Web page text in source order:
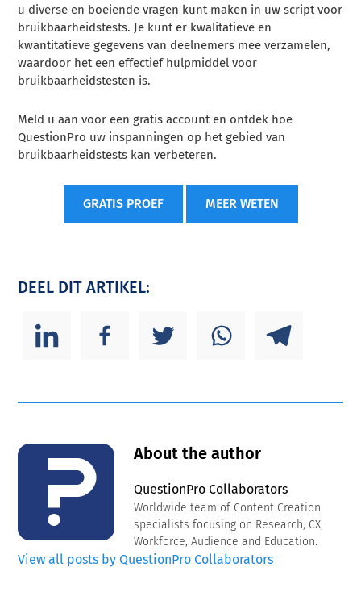
u diverse en boeiende vragen kunt maken in uw script voor
bruikbaarheidstests. Je kunt er kwalitatieve en
kwantitatieve gegevens van deelnemers mee verzamelen,
waardoor het een effectief hulpmiddel voor
bruikbaarheidstesten is.
Meld u aan voor een gratis account en ontdek hoe
QuestionPro uw inspanningen op het gebied van
bruikbaarheidstests kan verbeteren.
GRATIS PROEF MEER WETEN
DEEL DIT ARTIKEL:
About the author
QuestionPro Collaborators
Worldwide team of Content Creation
specialists focusing on Research, CX,
Workforce, Audience and Education.
View all posts by QuestionPro Collaborators